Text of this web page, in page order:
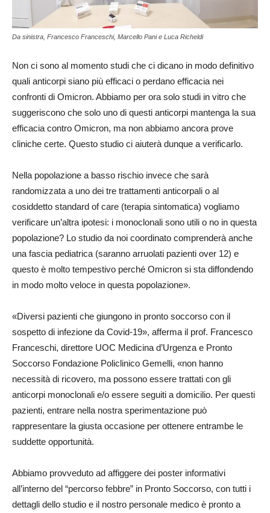
Da sinistra, Francesco Franceschi, Marcello Pani e Luca Richeldi
Non ci sono al momento studi che ci dicano in modo definitivo
quali anticorpi siano più efficaci o perdano efficacia nei
confronti di Omicron. Abbiamo per ora solo studi in vitro che
suggeriscono che solo uno di questi anticorpi mantenga la sua
efficacia contro Omicron, ma non abbiamo ancora prove
cliniche certe. Questo studio ci aiuterà dunque a verificarlo.
Nella popolazione a basso rischio invece che sarà
randomizzata a uno dei tre trattamenti anticorpali o al
cosiddetto standard of care (terapia sintomatica) vogliamo
verificare un’altra ipotesi: i monoclonali sono utili o no in questa
popolazione? Lo studio da noi coordinato comprenderà anche
una fascia pediatrica (saranno arruolati pazienti over 12) e
questo è molto tempestivo perché Omicron si sta diffondendo
in modo molto veloce in questa popolazione».
«Diversi pazienti che giungono in pronto soccorso con il
sospetto di infezione da Covid-19», afferma il prof. Francesco
Franceschi, direttore UOC Medicina d’Urgenza e Pronto
Soccorso Fondazione Policlinico Gemelli, «non hanno
necessità di ricovero, ma possono essere trattati con gli
anticorpi monoclonali e/o essere seguiti a domicilio. Per questi
pazienti, entrare nella nostra sperimentazione può
rappresentare la giusta occasione per ottenere entrambe le
suddette opportunità.
Abbiamo provveduto ad affiggere dei poster informativi
all’interno del “percorso febbre” in Pronto Soccorso, con tutti i
dettagli dello studio e il nostro personale medico è pronto a